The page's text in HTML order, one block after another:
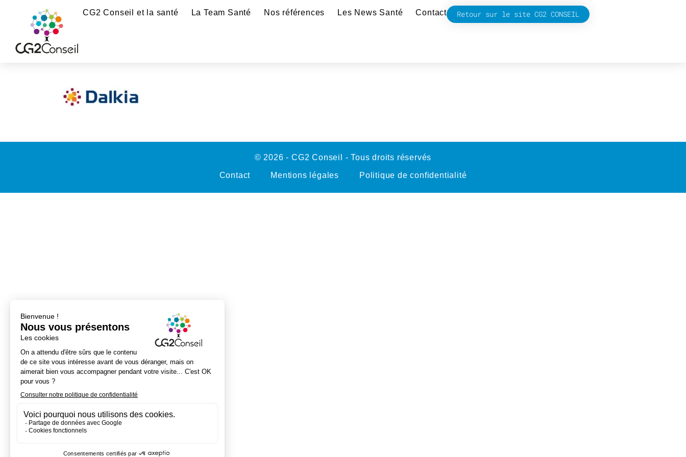
CG2 Conseil et la santé La Team Santé Nos références Les News Santé Contact Retour sur le site CG2 CONSEIL
© 2026 - CG2 Conseil - Tous droits réservés
Contact Mentions légales Politique de confidentialité